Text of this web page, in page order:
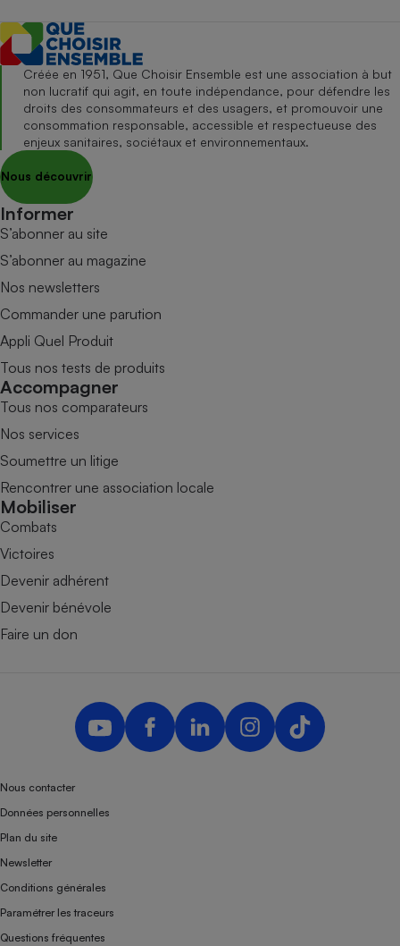
Créée en 1951, Que Choisir Ensemble est une association à but
non lucratif qui agit, en toute indépendance, pour défendre les
droits des consommateurs et des usagers, et promouvoir une
consommation responsable, accessible et respectueuse des
enjeux sanitaires, sociétaux et environnementaux.
Nous découvrir
Informer
S’abonner au site
S’abonner au magazine
Nos newsletters
Commander une parution
Appli Quel Produit
Tous nos tests de produits
Accompagner
Tous nos comparateurs
Nos services
Soumettre un litige
Rencontrer une association locale
Mobiliser
Combats
Victoires
Devenir adhérent
Devenir bénévole
Faire un don
Nous contacter
Données personnelles
Plan du site
Newsletter
Conditions générales
Paramétrer les traceurs
Questions fréquentes